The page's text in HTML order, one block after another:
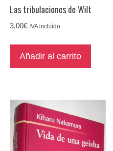
Las tribulaciones de Wilt
3,00€ IVA incluído
Añadir al carrito